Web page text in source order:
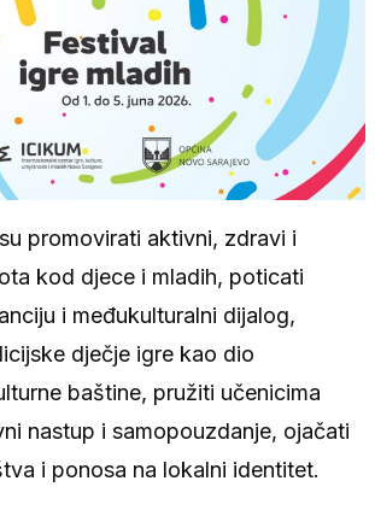
promovirati aktivni, zdravi i
kod djece i mladih, poticati
i međukulturalni dijalog,
dječje igre kao dio
baštine, pružiti učenicima
nastup i samopouzdanje, ojačati
i ponosa na lokalni identitet.